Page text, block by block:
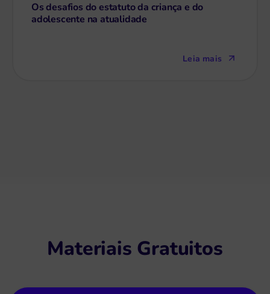
Os desafios do estatuto da criança e do
adolescente na atualidade
Leia mais
Materiais Gratuitos